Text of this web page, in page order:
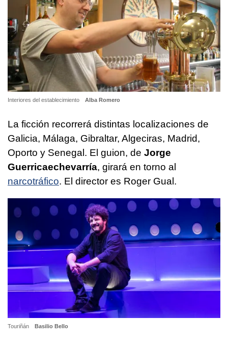
Interiores del establecimiento Alba Romero
La ficción recorrerá distintas localizaciones de
Galicia, Málaga, Gibraltar, Algeciras, Madrid,
Oporto y Senegal. El guion, de Jorge
Guerricaechevarría, girará en torno al
narcotráfico. El director es Roger Gual.
Touriñán Basilio Bello